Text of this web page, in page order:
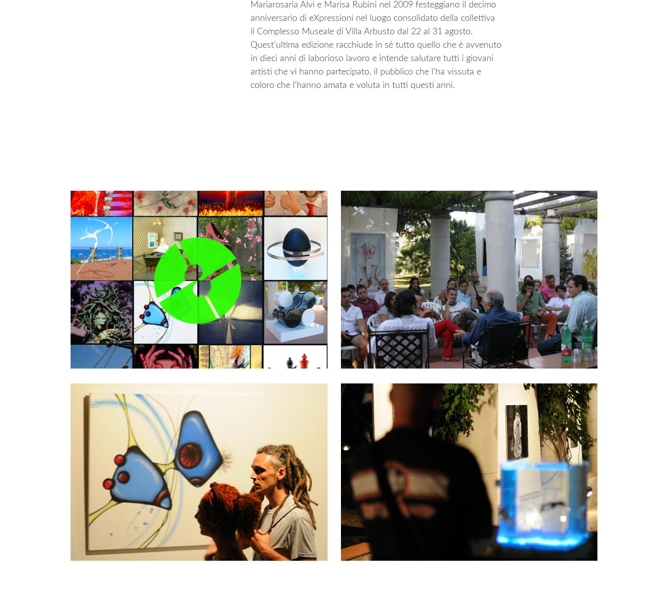
Mariarosaria Alvi e Marisa Rubini nel 2009 festeggiano il decimo
anniversario di eXpressioni nel luogo consolidato della collettiva
il Complesso Museale di Villa Arbusto dal 22 al 31 agosto.
Quest’ultima edizione racchiude in sé tutto quello che è avvenuto
in dieci anni di laborioso lavoro e intende salutare tutti i giovani
artisti che vi hanno partecipato, il pubblico che l’ha vissuta e
coloro che l’hanno amata e voluta in tutti questi anni.